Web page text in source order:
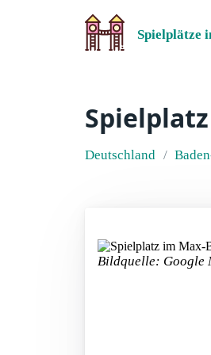
Spielplätze
Deutschland
Bildquelle: Google